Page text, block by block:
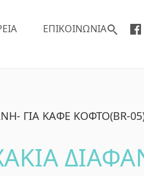
ΕΠΙΚΟΙΝΩΝΙΑ
ΓΙΑ ΚΑΦΕ ΚΟΦΤΟ(BR-